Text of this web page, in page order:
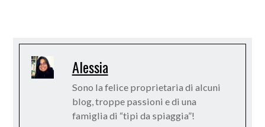
Alessia
Sono la felice proprietaria di alcuni
blog, troppe passioni e di una
famiglia di “tipi da spiaggia”!